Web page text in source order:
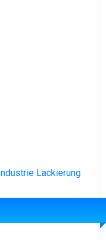
Industrie Lackierung